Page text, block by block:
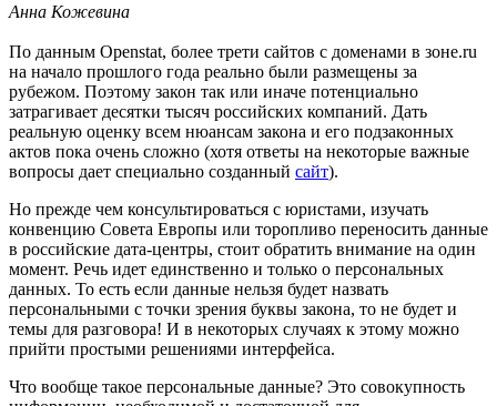
Анна Кожевина
По данным Openstat, более трети сайтов с доменами в зоне.ru
на начало прошлого года реально были размещены за
рубежом. Поэтому закон так или иначе потенциально
затрагивает десятки тысяч российских компаний. Дать
реальную оценку всем нюансам закона и его подзаконных
актов пока очень сложно (хотя ответы на некоторые важные
вопросы дает специально созданный сайт).
Но прежде чем консультироваться с юристами, изучать
конвенцию Совета Европы или торопливо переносить данные
в российские дата-центры, стоит обратить внимание на один
момент. Речь идет единственно и только о персональных
данных. То есть если данные нельзя будет назвать
персональными с точки зрения буквы закона, то не будет и
темы для разговора! И в некоторых случаях к этому можно
прийти простыми решениями интерфейса.
Что вообще такое персональные данные? Это совокупность